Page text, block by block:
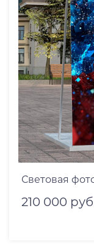
Световая
210 000